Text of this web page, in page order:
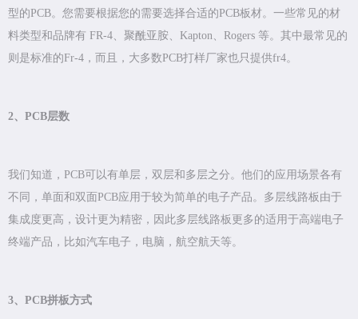
型的PCB。您需要根据您的需要选择合适的PCB板材。一些常见的材
料类型和品牌有 FR-4、聚酰亚胺、Kapton、Rogers 等。其中最常见的
则是标准的Fr-4，而且，大多数PCB打样厂家也只提供fr4。
2、PCB层数
我们知道，PCB可以有单层，双层和多层之分。他们的应用场景各有
不同，单面和双面PCB应用于较为简单的电子产品。多层线路板由于
集成度更高，设计更为精密，因此多层线路板更多的适用于高端电子
终端产品，比如汽车电子，电脑，航空航天等。
3、PCB拼板方式